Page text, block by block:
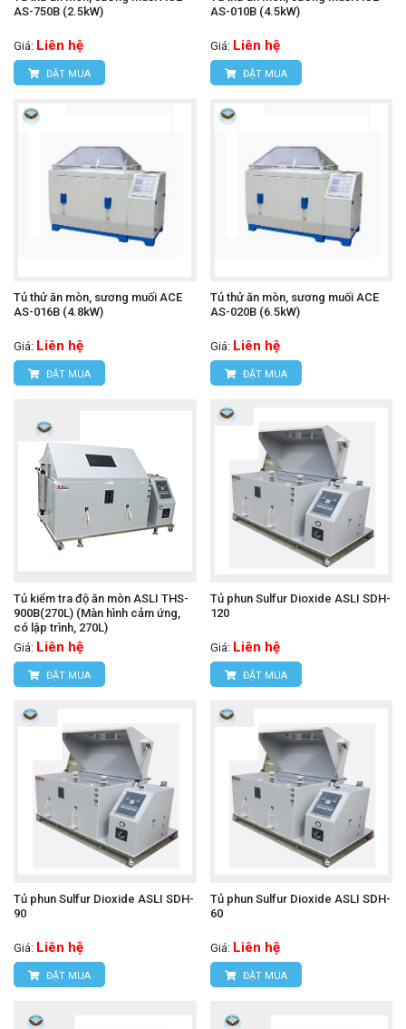
AS-750B (2.5kW)
Giá: Liên hệ
ĐẶT MUA
AS-010B (4.5kW)
Giá: Liên hệ
ĐẶT MUA
Tủ thử ăn mòn, sương muối ACE
AS-016B (4.8kW)
Giá: Liên hệ
ĐẶT MUA
Tủ thử ăn mòn, sương muối ACE
AS-020B (6.5kW)
Giá: Liên hệ
ĐẶT MUA
Tủ kiểm tra độ ăn mòn ASLI THS-
900B(270L) (Màn hình cảm ứng,
có lập trình, 270L)
Giá: Liên hệ
ĐẶT MUA
Tủ phun Sulfur Dioxide ASLI SDH-
120
Giá: Liên hệ
ĐẶT MUA
Tủ phun Sulfur Dioxide ASLI SDH-
90
Giá: Liên hệ
ĐẶT MUA
Tủ phun Sulfur Dioxide ASLI SDH-
60
Giá: Liên hệ
ĐẶT MUA